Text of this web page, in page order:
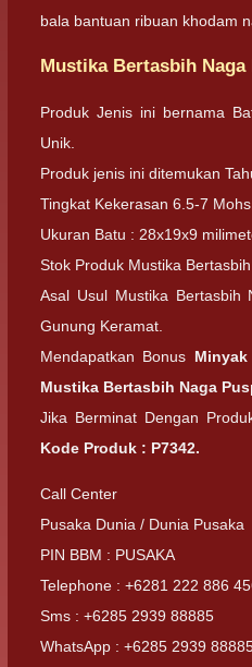
bala bantuan ribuan khodam
Mustika Bertasbih Naga
Produk Jenis ini bernama
Unik.
Produk jenis ini ditemukan
Tingkat Kekerasan 6.5-7 Mohs.
Ukuran Batu : 28x19x9
Stok Produk Mustika
Asal Usul Mustika Bertasbih
Gunung Keramat.
Mendapatkan Bonus
Mustika Bertasbih Naga
Jika Berminat Dengan
Kode Produk : P7342.
Call Center
Pusaka Dunia / Dunia Pusaka
PIN BBM : PUSAKA
Telephone : +6281 222 886
Sms : +6285 2939 88885
WhatsApp : +6285 2939